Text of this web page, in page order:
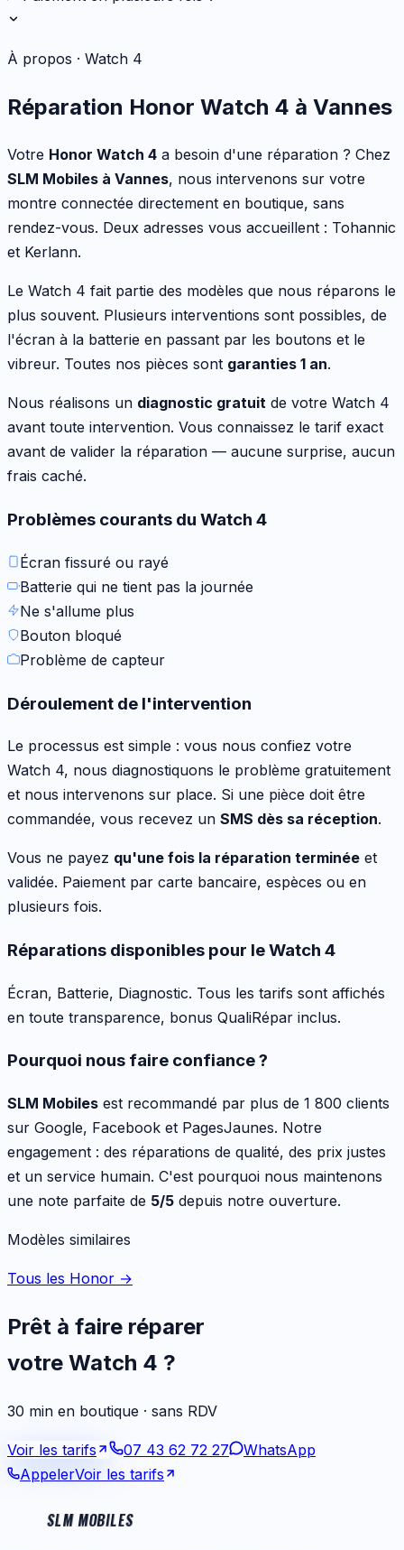
À propos · Watch 4
Réparation Honor Watch 4 à Vannes
Votre Honor Watch 4 a besoin d'une réparation ? Chez
SLM Mobiles à Vannes, nous intervenons sur votre
montre connectée directement en boutique, sans
rendez-vous. Deux adresses vous accueillent : Tohannic
et Kerlann.
Le Watch 4 fait partie des modèles que nous réparons le
plus souvent. Plusieurs interventions sont possibles, de
l'écran à la batterie en passant par les boutons et le
vibreur. Toutes nos pièces sont garanties 1 an.
Nous réalisons un diagnostic gratuit de votre Watch 4
avant toute intervention. Vous connaissez le tarif exact
avant de valider la réparation — aucune surprise, aucun
frais caché.
Problèmes courants du Watch 4
Écran fissuré ou rayé
Batterie qui ne tient pas la journée
Ne s'allume plus
Bouton bloqué
Problème de capteur
Déroulement de l'intervention
Le processus est simple : vous nous confiez votre
Watch 4, nous diagnostiquons le problème gratuitement
et nous intervenons sur place. Si une pièce doit être
commandée, vous recevez un SMS dès sa réception.
Vous ne payez qu'une fois la réparation terminée et
validée. Paiement par carte bancaire, espèces ou en
plusieurs fois.
Réparations disponibles pour leWatch 4
Écran, Batterie, Diagnostic. Tous les tarifs sont affichés
en toute transparence, bonus QualiRépar inclus.
Pourquoi nous faire confiance ?
SLM Mobiles est recommandé par plus de 1 800 clients
sur Google, Facebook et PagesJaunes. Notre
engagement : des réparations de qualité, des prix justes
et un service humain. C'est pourquoi nous maintenons
une note parfaite de 5/5 depuis notre ouverture.
Modèles similaires
Tous les Honor →
Prêt à faire réparer
votre Watch 4 ?
30 min en boutique · sans RDV
Voir les tarifs 07 43 62 72 27
WhatsApp
AppelerVoir les tarifs
SLM MOBILES